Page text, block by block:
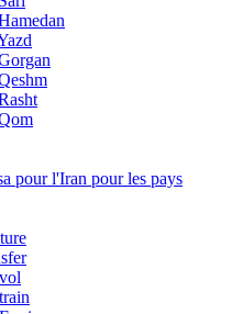
pour l'Iran pour les pays